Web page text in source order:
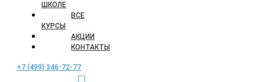
ШКОЛЕ
ВСЕ
КУРСЫ
АКЦИИ
КОНТАКТЫ
+7 (499) 346-72-77